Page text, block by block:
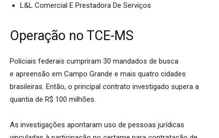
L&L Comercial E Prestadora De Serviços
Operação no TCE-MS
Policiais federais cumpriram 30 mandados de busca
e apreensão em Campo Grande e mais quatro cidades
brasileiras. Então, o principal contrato investigado supera a
quantia de R$ 100 milhões.
As investigações apontaram uso de pessoas jurídicas